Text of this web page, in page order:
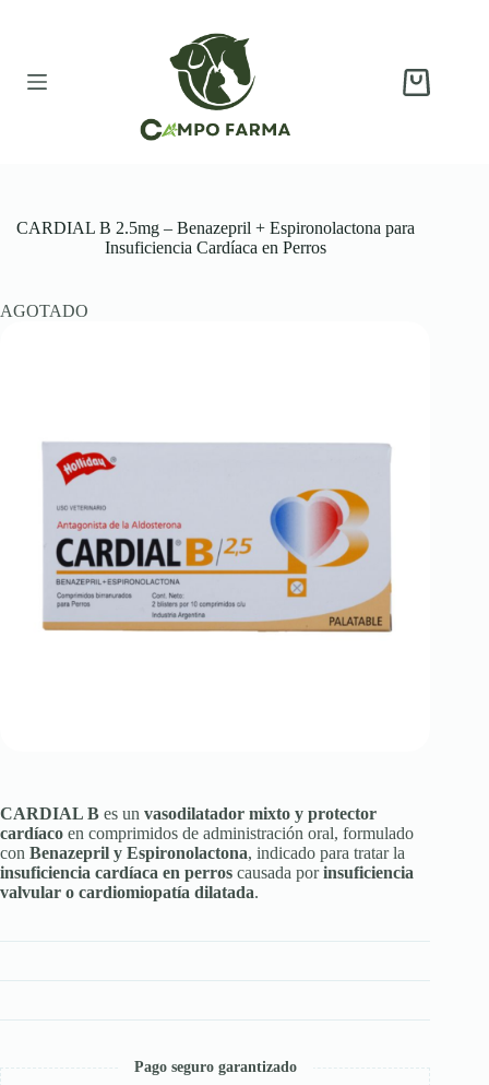
Carro
CARDIAL B 2.5mg – Benazepril + Espironolactona para
Insuficiencia Cardíaca en Perros
AGOTADO
CARDIAL B es un vasodilatador mixto y protector
cardíaco en comprimidos de administración oral, formulado
con Benazepril y Espironolactona, indicado para tratar la
insuficiencia cardíaca en perros causada porinsuficiencia
valvular o cardiomiopatía dilatada.
Pago seguro garantizado